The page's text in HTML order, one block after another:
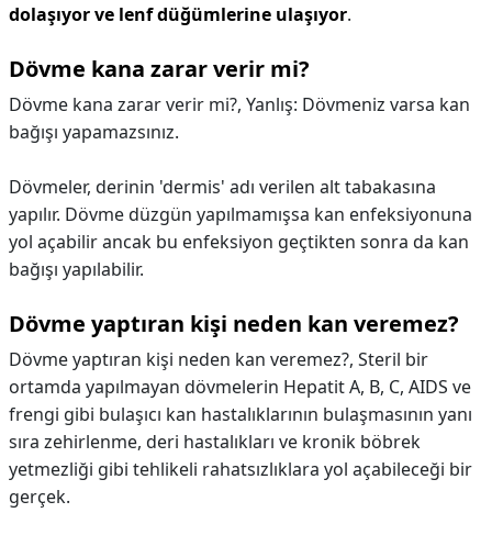
dolaşıyor ve lenf düğümlerine ulaşıyor.
Dövme kana zarar verir mi?
Dövme kana zarar verir mi?, Yanlış: Dövmeniz varsa kan
bağışı yapamazsınız.
Dövmeler, derinin 'dermis' adı verilen alt tabakasına
yapılır. Dövme düzgün yapılmamışsa kan enfeksiyonuna
yol açabilir ancak bu enfeksiyon geçtikten sonra da kan
bağışı yapılabilir.
Dövme yaptıran kişi neden kan veremez?
Dövme yaptıran kişi neden kan veremez?, Steril bir
ortamda yapılmayan dövmelerin Hepatit A, B, C, AIDS ve
frengi gibi bulaşıcı kan hastalıklarının bulaşmasının yanı
sıra zehirlenme, deri hastalıkları ve kronik böbrek
yetmezliği gibi tehlikeli rahatsızlıklara yol açabileceği bir
gerçek.